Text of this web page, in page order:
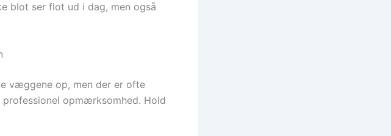
blot ser flot ud i dag, men også
væggene op, men der er ofte
opmærksomhed. Hold